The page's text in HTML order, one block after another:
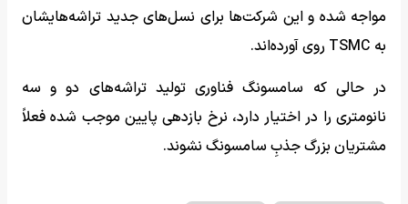
مواجه شده و این شرکت‌ها برای نسل‌های جدید تراشه‌هایشان
به TSMC روی آورده‌اند.
در حالی‌ که سامسونگ فناوری تولید تراشه‌های دو و سه
نانومتری را در اختیار دارد، نرخ بازدهی پایین موجب شده فعلاً
مشتریان بزرگ جذبِ سامسونگ نشوند.